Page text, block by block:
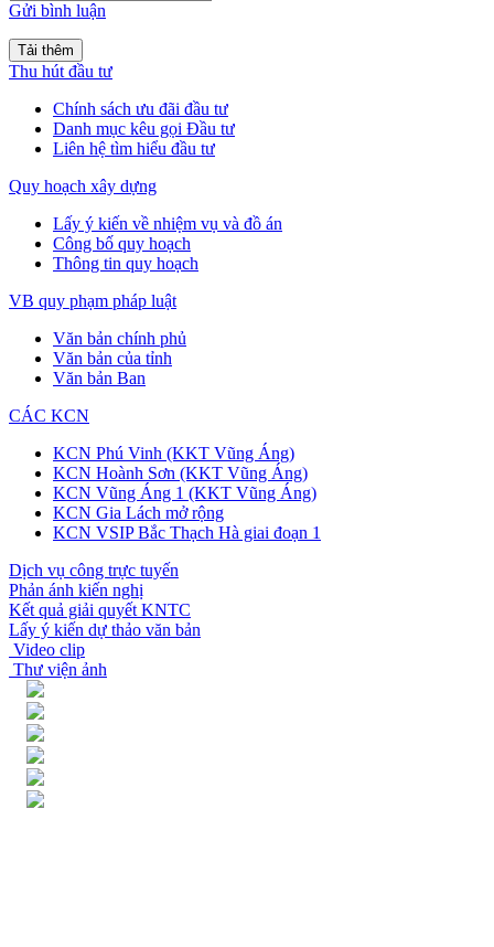
Gửi bình luận
Tải thêm
Thu hút đầu tư
Chính sách ưu đãi đầu tư
Danh mục kêu gọi Đầu tư
Liên hệ tìm hiểu đầu tư
Quy hoạch xây dựng
Lấy ý kiến về nhiệm vụ và đồ án
Công bố quy hoạch
Thông tin quy hoạch
VB quy phạm pháp luật
Văn bản chính phủ
Văn bản của tỉnh
Văn bản Ban
CÁC KCN
KCN Phú Vinh (KKT Vũng Áng)
KCN Hoành Sơn (KKT Vũng Áng)
KCN Vũng Áng 1 (KKT Vũng Áng)
KCN Gia Lách mở rộng
KCN VSIP Bắc Thạch Hà giai đoạn 1
Dịch vụ công trực tuyến
Phản ánh kiến nghị
Kết quả giải quyết KNTC
Lấy ý kiến dự thảo văn bản
Video clip
Thư viện ảnh